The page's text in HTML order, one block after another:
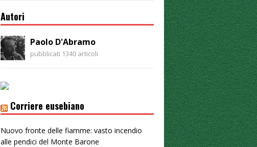
Autori
Paolo D'Abramo
pubblicati 1340 articoli
Corriere eusebiano
Nuovo fronte delle fiamme: vasto incendio
alle pendici del Monte Barone